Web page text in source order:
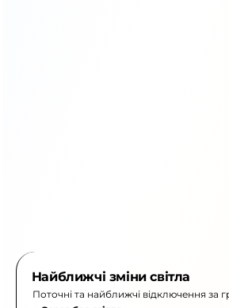
Найближчі зміни світла
Поточні та найближчі відключення за